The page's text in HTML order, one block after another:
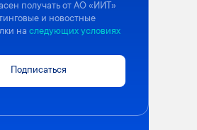
получать от АО «ИИТ»
и новостные
на следующих условиях
Подписаться